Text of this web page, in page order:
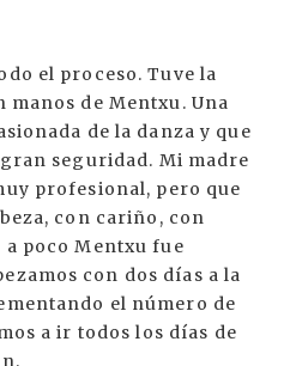
el proceso. Tuve la
manos de Mentxu. Una
de la danza y que
seguridad. Mi madre
profesional, pero que
con cariño, con
a poco Mentxu fue
con dos días a la
el número de
a ir todos los días de